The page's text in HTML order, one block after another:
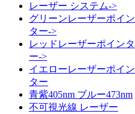
レーザー システム->
グリーンレーザーポイン
ター->
レッドレーザーポインタ
ー->
イエローレーザーポイン
ター
青紫405nm ブルー473nm
不可視光線 レーザー